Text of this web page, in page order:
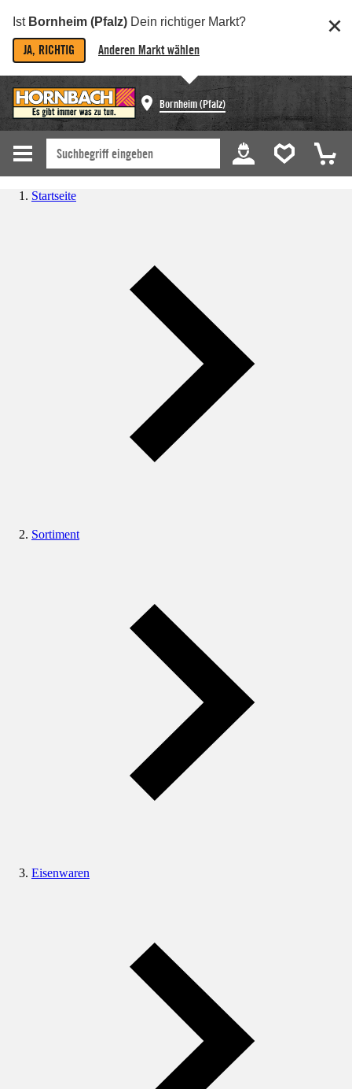
Ist Bornheim (Pfalz) Dein richtiger Markt?
JA, RICHTIG Anderen Markt wählen
Bornheim (Pfalz)
Startseite
Sortiment
Eisenwaren